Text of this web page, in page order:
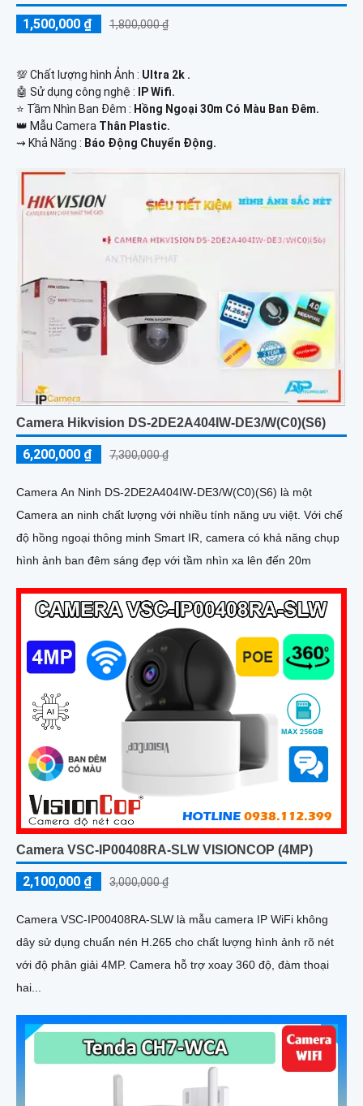
1,500,000 ₫ 1,800,000 ₫
💯 Chất lượng hình Ảnh : Ultra 2k .
🤖️ Sử dụng công nghệ :
IP Wifi.
⭐ Tầm Nhìn Ban Đêm : Hồng Ngoại 30m Có Màu Ban Đêm.
👑 Mẫu Camera Thân Plastic.
️⇝ Khả Năng : Báo Động Chuyển Động.
Camera Hikvision DS-2DE2A404IW-DE3/W(C0)(S6)
6,200,000 ₫ 7,300,000 ₫
Camera An Ninh DS-2DE2A404IW-DE3/W(C0)(S6) là một
Camera an ninh chất lượng với nhiều tính năng ưu việt. Với chế
độ hồng ngoại thông minh Smart IR, camera có khả năng chụp
hình ảnh ban đêm sáng đẹp với tầm nhìn xa lên đến 20m
Camera VSC-IP00408RA-SLW VISIONCOP (4MP)
2,100,000 ₫ 3,000,000 ₫
Camera VSC-IP00408RA-SLW là mẫu camera IP WiFi không
dây sử dụng chuẩn nén H.265 cho chất lượng hình ảnh rõ nét
với độ phân giải 4MP. Camera hỗ trợ xoay 360 độ, đàm thoại
hai...